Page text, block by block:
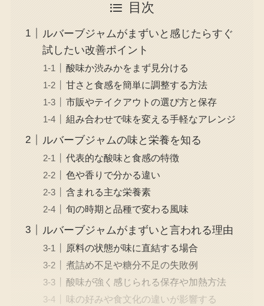
目次
ルバーブジャムがまずいと感じたらすぐ
試したい改善ポイント
酸味か渋みかをまず見分ける
甘さと食感を簡単に調整する方法
市販やテイクアウトの選び方と保存
組み合わせで味を変える手軽なアレンジ
ルバーブジャムの味と栄養を知る
代表的な酸味と食感の特徴
色や香りで分かる違い
含まれる主な栄養素
旬の時期と品種で変わる風味
ルバーブジャムがまずいと言われる理由
原料の状態が味に直結する場合
煮詰め不足や糖分不足の失敗例
酸味が強く感じられる保存や加熱方法
味の好みや食文化の違いが影響する